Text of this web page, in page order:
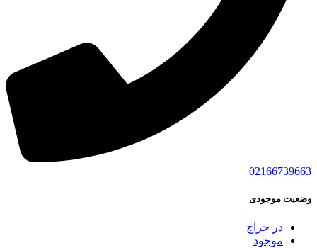
02166739663
وضعیت موجودی
در حراج
موجود